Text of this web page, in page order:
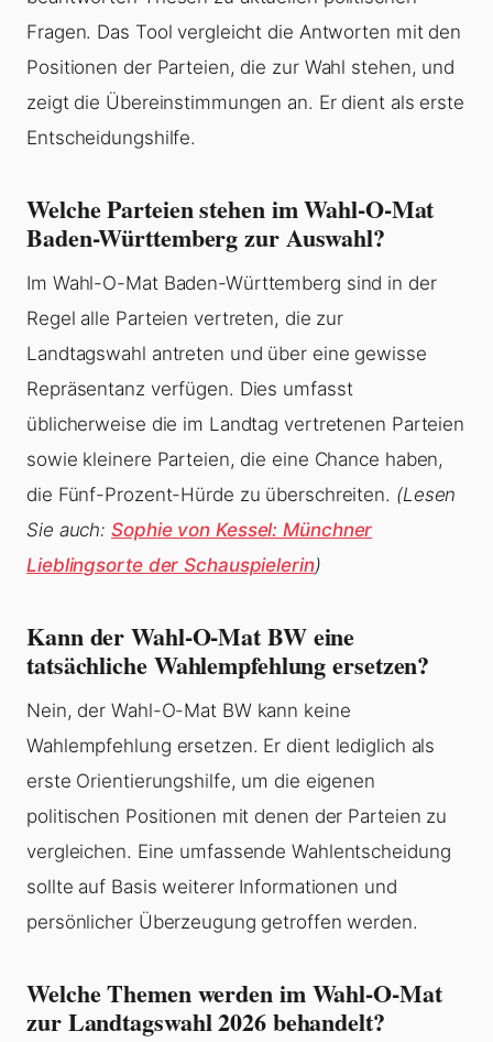
Fragen. Das Tool vergleicht die Antworten mit den
Positionen der Parteien, die zur Wahl stehen, und
zeigt die Übereinstimmungen an. Er dient als erste
Entscheidungshilfe.
Welche Parteien stehen im Wahl-O-Mat
Baden-Württemberg zur Auswahl?
Im Wahl-O-Mat Baden-Württemberg sind in der
Regel alle Parteien vertreten, die zur
Landtagswahl antreten und über eine gewisse
Repräsentanz verfügen. Dies umfasst
üblicherweise die im Landtag vertretenen Parteien
sowie kleinere Parteien, die eine Chance haben,
die Fünf-Prozent-Hürde zu überschreiten. (Lesen
Sie auch:Sophie von Kessel: Münchner
Lieblingsorte der Schauspielerin)
Kann der Wahl-O-Mat BW eine
tatsächliche Wahlempfehlung ersetzen?
Nein, der Wahl-O-Mat BW kann keine
Wahlempfehlung ersetzen. Er dient lediglich als
erste Orientierungshilfe, um die eigenen
politischen Positionen mit denen der Parteien zu
vergleichen. Eine umfassende Wahlentscheidung
sollte auf Basis weiterer Informationen und
persönlicher Überzeugung getroffen werden.
Welche Themen werden im Wahl-O-Mat
zur Landtagswahl 2026 behandelt?